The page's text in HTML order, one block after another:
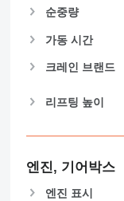
순중량
가동 시간
크레인 브랜드
리프팅 높이
엔진, 기어박스
엔진 표시